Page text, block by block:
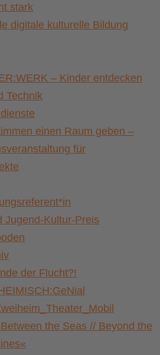
stark
digitale kulturelle Bildung
– Kinder entdecken
Technik
einen Raum geben –
für
Jugend-Kultur-Preis
der Flucht?!
the Seas // Beyond the